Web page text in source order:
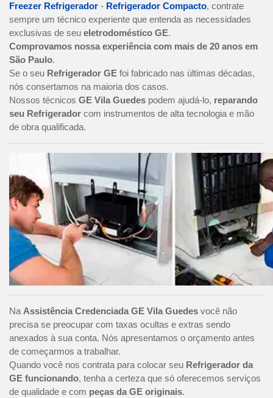
Freezer Refrigerador - Refrigerador Compacto, contrate
sempre um técnico experiente que entenda as necessidades
exclusivas de seu eletrodoméstico GE.
Comprovamos nossa experiência com mais de 20 anos em
São Paulo.
Se o seu Refrigerador GE foi fabricado nas últimas décadas,
nós consertamos na maioria dos casos.
Nossos técnicos GE Vila Guedes podem ajudá-lo, reparando
seu Refrigerador com instrumentos de alta tecnologia e mão
de obra qualificada.
Na Assistência Credenciada GE Vila Guedes você não
precisa se preocupar com taxas ocultas e extras sendo
anexados à sua conta. Nós apresentamos o orçamento antes
de começarmos a trabalhar.
Quando você nos contrata para colocar seu Refrigerador da
GE funcionando, tenha a certeza que só oferecemos serviços
de qualidade e com peças da GE originais.